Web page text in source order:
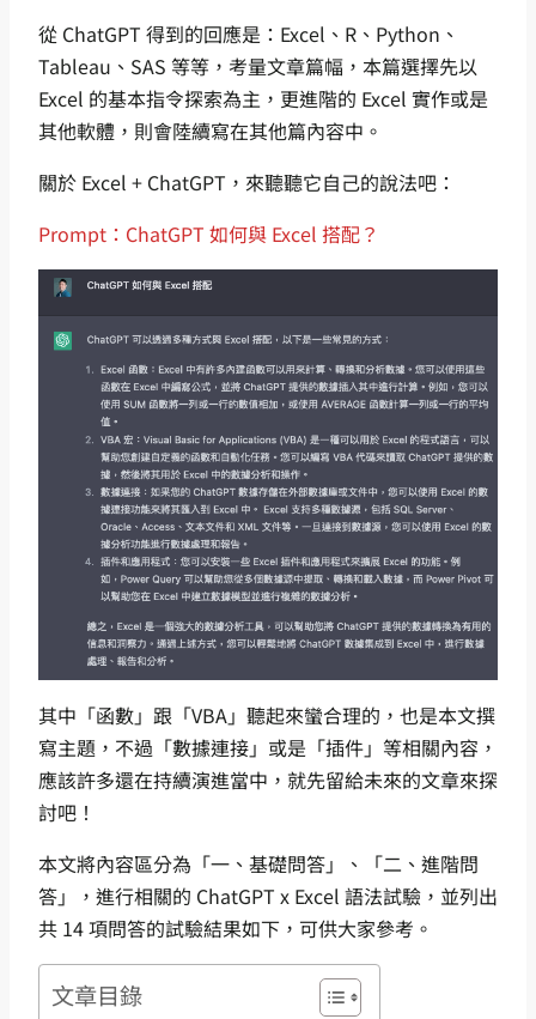
從 ChatGPT 得到的回應是：Excel、R、Python、
Tableau、SAS 等等，考量文章篇幅，本篇選擇先以
Excel 的基本指令探索為主，更進階的 Excel 實作或是
其他軟體，則會陸續寫在其他篇內容中。
關於 Excel + ChatGPT，來聽聽它自己的說法吧：
Prompt：ChatGPT 如何與 Excel 搭配？
其中「函數」跟「VBA」聽起來蠻合理的，也是本文撰
寫主題，不過「數據連接」或是「插件」等相關內容，
應該許多還在持續演進當中，就先留給未來的文章來探
討吧！
本文將內容區分為「一、基礎問答」、「二、進階問
答」，進行相關的 ChatGPT x Excel 語法試驗，並列出
共 14 項問答的試驗結果如下，可供大家參考。
文章目錄